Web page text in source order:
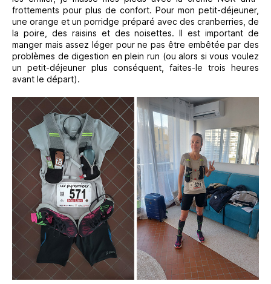
frottements pour plus de confort. Pour mon petit-déjeuner,
une orange et un porridge préparé avec des cranberries, de
la poire, des raisins et des noisettes. Il est important de
manger mais assez léger pour ne pas être embêtée par des
problèmes de digestion en plein run (ou alors si vous voulez
un petit-déjeuner plus conséquent, faites-le trois heures
avant le départ).